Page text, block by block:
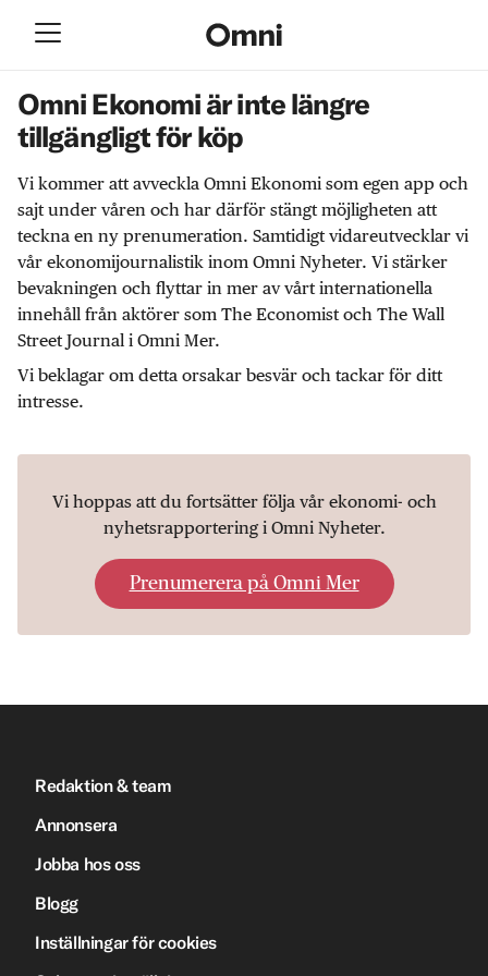
Omni Ekonomi är inte längre
tillgängligt för köp
Vi kommer att avveckla Omni Ekonomi som egen app och
sajt under våren och har därför stängt möjligheten att
teckna en ny prenumeration. Samtidigt vidareutvecklar vi
vår ekonomijournalistik inom Omni Nyheter. Vi stärker
bevakningen och flyttar in mer av vårt internationella
innehåll från aktörer som The Economist och The Wall
Street Journal i Omni Mer.
Vi beklagar om detta orsakar besvär och tackar för ditt
intresse.
Vi hoppas att du fortsätter följa vår ekonomi- och
nyhetsrapportering i Omni Nyheter.
Prenumerera på Omni Mer
Redaktion & team
Annonsera
Jobba hos oss
Blogg
Inställningar för cookies